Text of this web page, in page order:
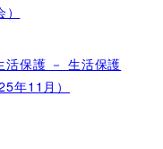
活保護 － 生活保護
年11月）